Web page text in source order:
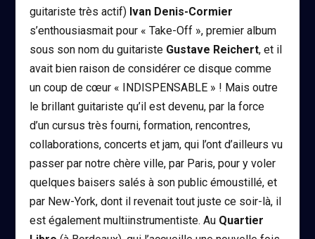
guitariste très actif) Ivan Denis-Cormier
s’enthousiasmait pour « Take-Off », premier album
sous son nom du guitariste Gustave Reichert, et il
avait bien raison de considérer ce disque comme
un coup de cœur « INDISPENSABLE » ! Mais outre
le brillant guitariste qu’il est devenu, par la force
d’un cursus très fourni, formation, rencontres,
collaborations, concerts et jam, qui l’ont d’ailleurs vu
passer par notre chère ville, par Paris, pour y voler
quelques baisers salés à son public émoustillé, et
par New-York, dont il revenait tout juste ce soir-là, il
est également multiinstrumentiste. Au Quartier